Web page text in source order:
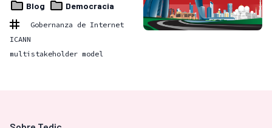
Blog
Democracia
Gobernanza de Internet
ICANN
multistakeholder model